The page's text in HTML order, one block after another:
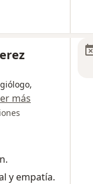
más
y empatía.